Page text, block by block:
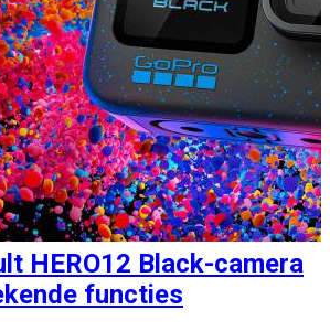
HERO12 Black-camera
functies